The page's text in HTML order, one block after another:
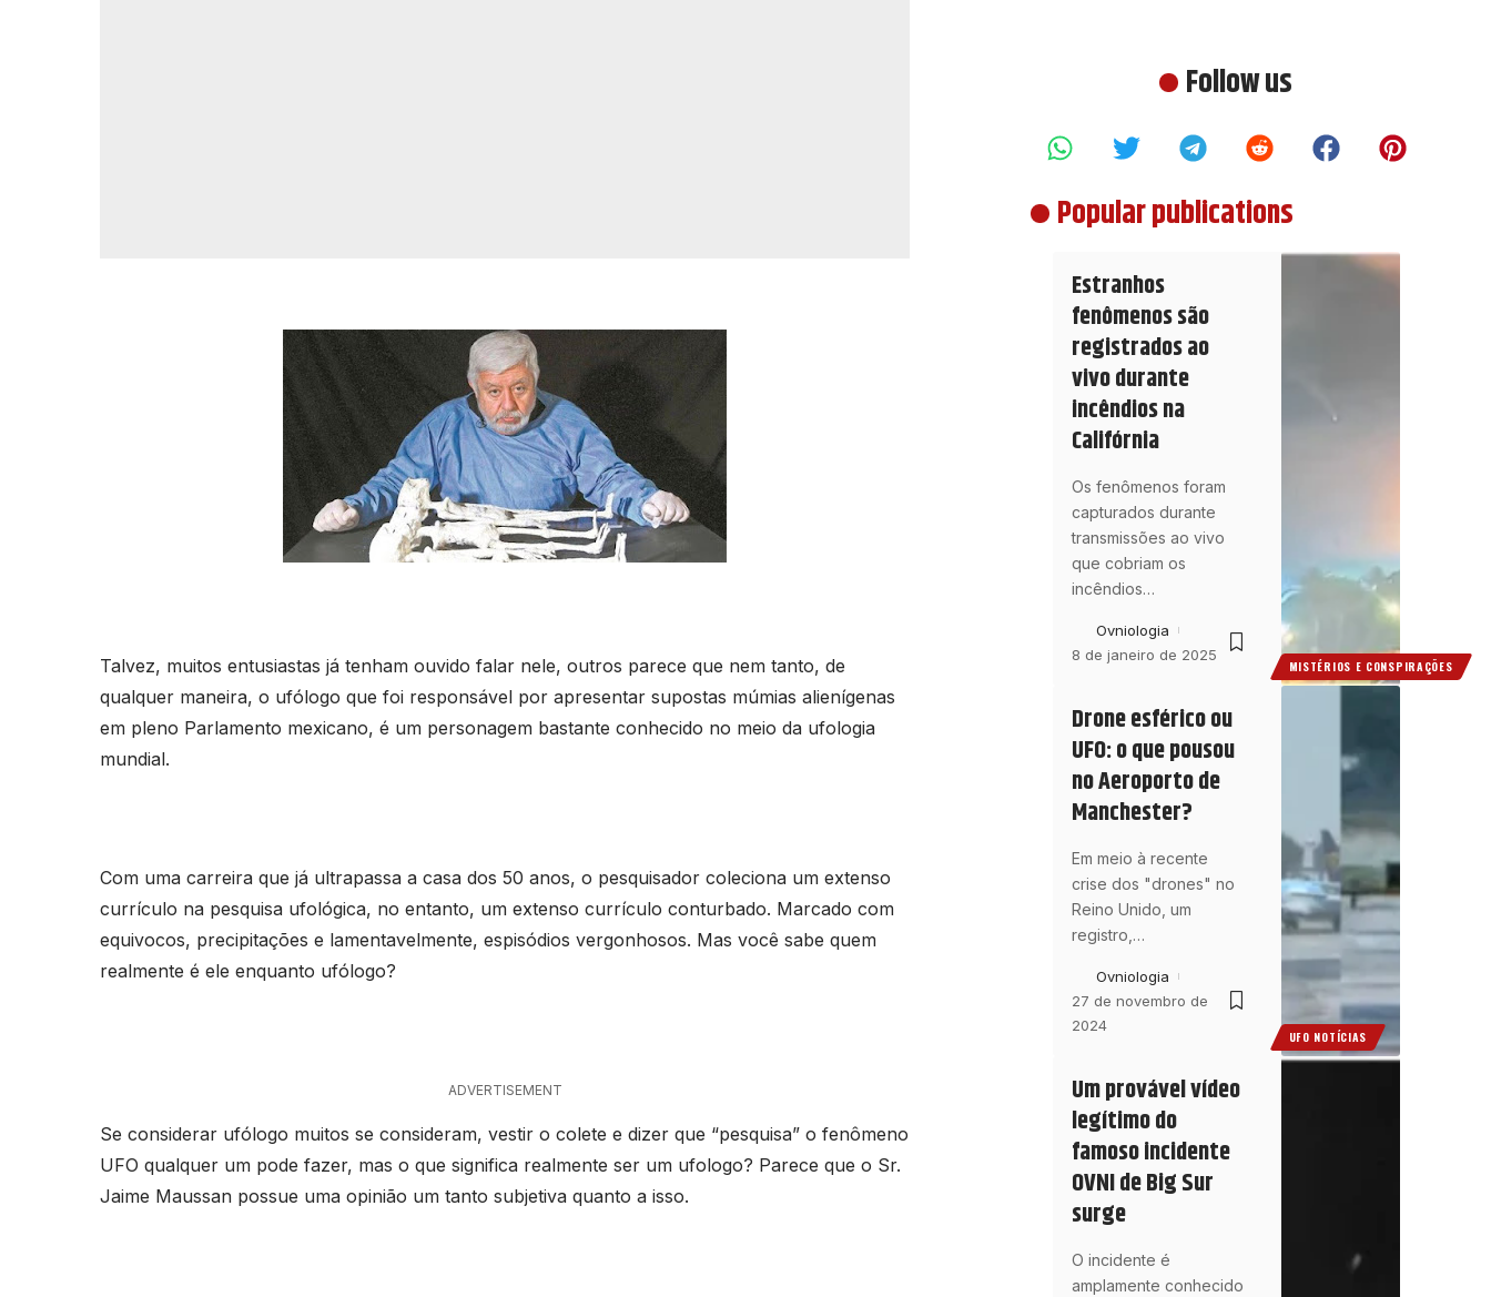
Talvez, muitos entusiastas já tenham ouvido falar nele, outros parece que nem tanto, de
qualquer maneira, o ufólogo que foi responsável por apresentar supostas múmias alienígenas
em pleno Parlamento mexicano, é um personagem bastante conhecido no meio da ufologia
mundial.
Com uma carreira que já ultrapassa a casa dos 50 anos, o pesquisador coleciona um extenso
currículo na pesquisa ufológica, no entanto, um extenso currículo conturbado. Marcado com
equivocos, precipitações e lamentavelmente, espisódios vergonhosos. Mas você sabe quem
realmente é ele enquanto ufólogo?
ADVERTISEMENT
Se considerar ufólogo muitos se consideram, vestir o colete e dizer que “pesquisa” o fenômeno
UFO qualquer um pode fazer, mas o que significa realmente ser um ufologo? Parece que o Sr.
Jaime Maussan possue uma opinião um tanto subjetiva quanto a isso.
Follow us
Popular publications
MISTÉRIOS E CONSPIRAÇÕES
Estranhos
fenômenos são
registrados ao
vivo durante
incêndios na
Califórnia
Os fenômenos foram
capturados durante
transmissões ao vivo
que cobriam os
incêndios…
Ovniologia
8 de janeiro de 2025
UFO NOTÍCIAS
Drone esférico ou
UFO: o que pousou
no Aeroporto de
Manchester?
Em meio à recente
crise dos "drones" no
Reino Unido, um
registro, …
Ovniologia
27 de novembro de
2024
Um provável vídeo
legítimo do
famoso incidente
OVNI de Big Sur
surge
O incidente é
amplamente conhecido